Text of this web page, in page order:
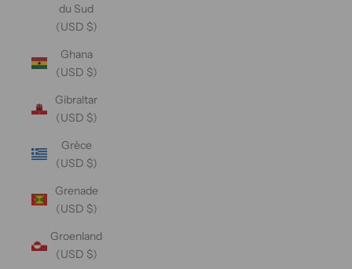
du Sud
(USD $)
Ghana
(USD $)
Gibraltar
(USD $)
Grèce
(USD $)
Grenade
(USD $)
Groenland
(USD $)